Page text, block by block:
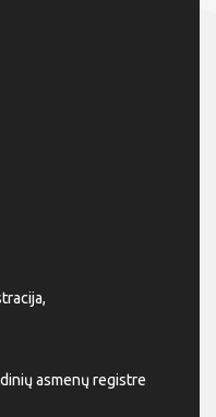
asmenų registre